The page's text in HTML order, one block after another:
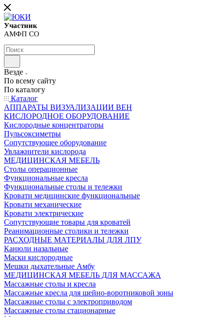
Участник
АМФП СО
Везде
По всему сайту
По каталогу
Каталог
АППАРАТЫ ВИЗУАЛИЗАЦИИ ВЕН
КИСЛОРОДНОЕ ОБОРУДОВАНИЕ
Кислородные концентраторы
Пульсоксиметры
Сопутствующее оборудование
Увлажнители кислорода
МЕДИЦИНСКАЯ МЕБЕЛЬ
Столы операционные
Функциональные кресла
Функциональные столы и тележки
Кровати медицинские функциональные
Кровати механические
Кровати электрические
Сопутствующие товары для кроватей
Реанимационные столики и тележки
РАСХОДНЫЕ МАТЕРИАЛЫ ДЛЯ ЛПУ
Канюли назальные
Маски кислородные
Мешки дыхательные Амбу
МЕДИЦИНСКАЯ МЕБЕЛЬ ДЛЯ МАССАЖА
Массажные столы и кресла
Массажные кресла для шейно-воротниковой зоны
Массажные столы с электроприводом
Массажные столы стационарные